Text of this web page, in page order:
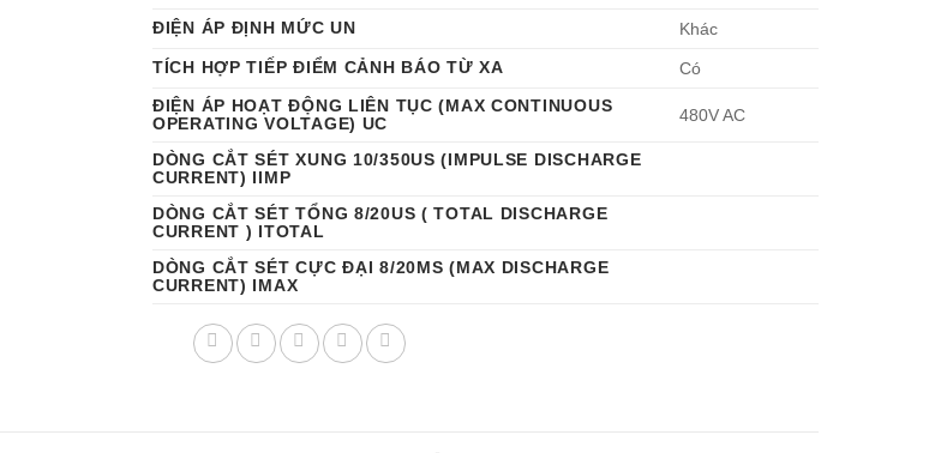
ĐIỆN ÁP ĐỊNH MỨC UN
Khác
TÍCH HỢP TIẾP ĐIỂM CẢNH BÁO TỪ XA
Có
ĐIỆN ÁP HOẠT ĐỘNG LIÊN TỤC (MAX CONTINUOUS
OPERATING VOLTAGE) UC
480V AC
DÒNG CẮT SÉT XUNG 10/350US (IMPULSE DISCHARGE
CURRENT) IIMP
DÒNG CẮT SÉT TỔNG 8/20US ( TOTAL DISCHARGE
CURRENT ) ITOTAL
DÒNG CẮT SÉT CỰC ĐẠI 8/20ΜS (MAX DISCHARGE
CURRENT) IMAX